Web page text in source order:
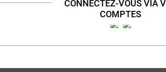
CONNECTEZ-VOUS VIA
COMPTES